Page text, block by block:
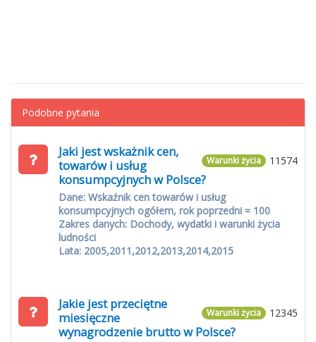
Podobne pytania
11574
Warunki życia
Jaki jest wskażnik cen,
towarów i usług
konsumpcyjnych w Polsce?
Dane: Wskaźnik cen towarów i usług
konsumpcyjnych ogółem, rok poprzedni = 100
Zakres danych: Dochody, wydatki i warunki życia
ludności
Lata: 2005,2011,2012,2013,2014,2015
12345
Warunki życia
Jakie jest przeciętne
miesięczne
wynagrodzenie brutto w Polsce?